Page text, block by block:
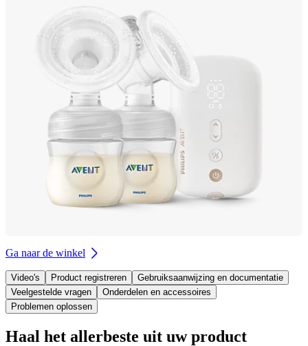
Ga naar de winkel
Video's Product registreren
Gebruiksaanwijzing en documentatie
Veelgestelde vragen
Onderdelen en accessoires
Problemen oplossen
Haal het allerbeste uit uw product